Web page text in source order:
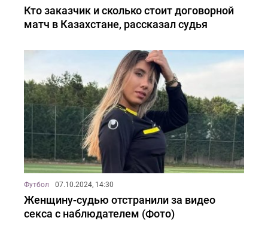
Кто заказчик и сколько стоит договорной
матч в Казахстане, рассказал судья
Футбол 07.10.2024, 14:30
Женщину-судью отстранили за видео
секса с наблюдателем (Фото)